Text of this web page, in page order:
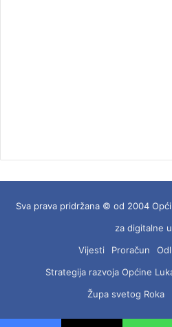
Sva prava pridržana © od 2004
za digitalne
Vijesti
Proračun
Strategija razvoja Općine
Župa svetog Roka